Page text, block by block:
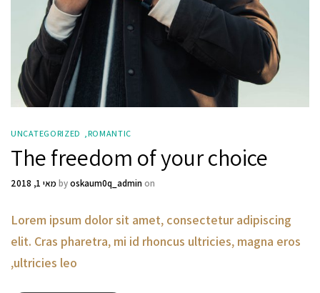
ROMANTIC
UNCATEGORIZED
The freedom of your choice
byoskaum0q_admin on מאי 1, 2018
Lorem ipsum dolor sit amet, consectetur adipiscing
elit. Cras pharetra, mi id rhoncus ultricies, magna eros
ultricies leo,